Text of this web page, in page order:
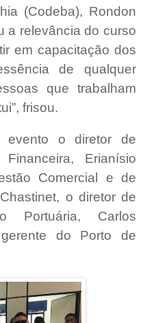
(Codeba), Rondon
a relevância do curso
em capacitação dos
de qualquer
que trabalham
frisou.
evento o diretor de
Erianísio
Comercial e de
o diretor de
Portuária, Carlos
do Porto de